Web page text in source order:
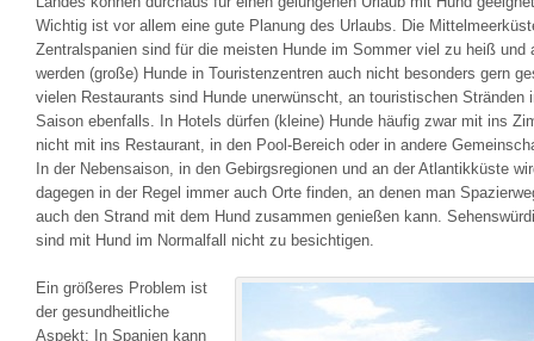
Wichtig ist vor allem eine gute Planung des Urlaubs. Die
Zentralspanien sind für die meisten Hunde im Sommer viel zu heiß und
werden (große) Hunde in Touristenzentren auch nicht besonders gern
vielen Restaurants sind Hunde unerwünscht, an touristischen Stränden
Saison ebenfalls. In Hotels dürfen (kleine) Hunde häufig zwar mit ins
nicht mit ins Restaurant, in den Pool-Bereich oder in andere
In der Nebensaison, in den Gebirgsregionen und an der Atlantikküste
dagegen in der Regel immer auch Orte finden, an denen man
auch den Strand mit dem Hund zusammen genießen kann.
sind mit Hund im Normalfall nicht zu besichtigen.
Ein größeres Problem ist
der gesundheitliche
Aspekt: In Spanien kann